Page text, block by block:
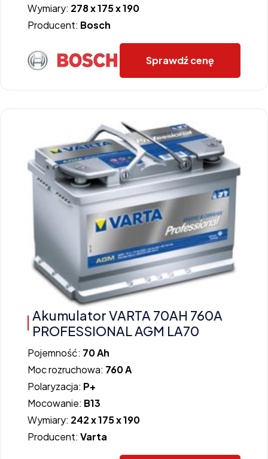
Wymiary: 278 x 175 x 190
Producent: Bosch
Sprawdź cenę
Akumulator VARTA 70AH 760A
PROFESSIONAL AGM LA70
Pojemność: 70 Ah
Moc rozruchowa: 760 A
Polaryzacja: P+
Mocowanie: B13
Wymiary: 242 x 175 x 190
Producent: Varta